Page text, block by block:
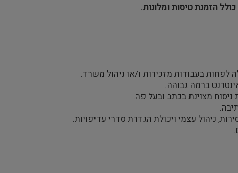
הזמנת טיסות ומלונות.
ברמה גבוהה.
מצוינת בכתב ובעל פה.
ניהול עצמי ויכולת הגדרת סדרי עדיפויות.